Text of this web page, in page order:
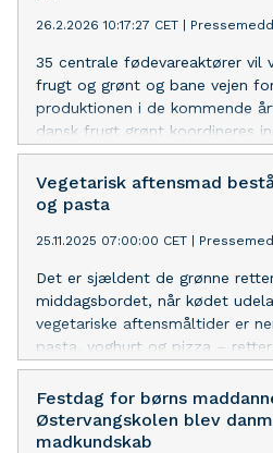
26.2.2026 10:17:27 CET |
35 centrale fødevareaktører vil
frugt og grønt og bane vejen
produktionen i de kommende
dansk frugt grønt koordineres
hele værdikæden.
Vegetarisk aftensmad
og pasta
25.11.2025 07:00:00 CET |
Det er sjældent de grønne
middagsbordet, når kødet
vegetariske aftensmåltider er
pasta, yoghurt og pizza –
indeholder færre grøntsager
viser den årlige undersøgelse
Madkulturen.
Festdag for børns
Østervangskolen blev
madkundskab